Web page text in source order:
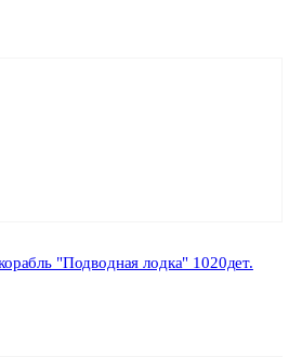
"Подводная лодка" 1020дет.